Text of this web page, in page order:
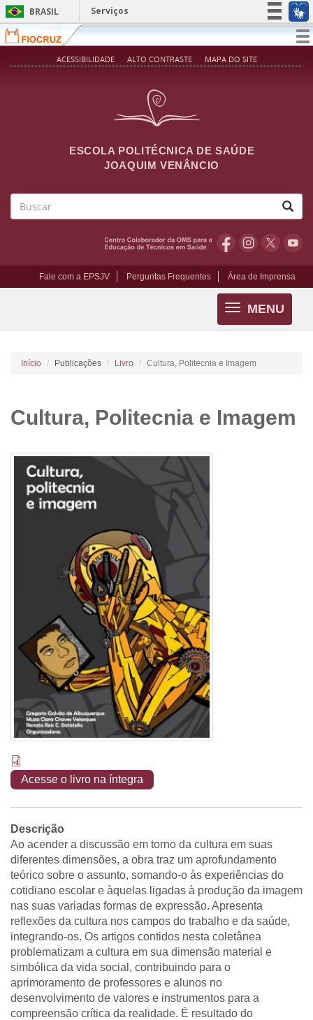
Pular para o conteúdo principal
BRASIL
Serviços
Simplifique!
Participe
ACESSIBILIDADE ALTO CONTRASTE MAPA DO SITE
ESCOLA POLITÉCNICA DE SAÚDE
JOAQUIM VENÂNCIO
Fale com a EPSJV Perguntas Frequentes Área de Imprensa
MENU
Toggle
navigation
Início Publicações Livro Cultura, Politecnia e Imagem
Cultura, Politecnia e Imagem
Acesse o livro na íntegra
Descrição
Ao acender a discussão em torno da cultura em suas
diferentes dimensões, a obra traz um aprofundamento
teórico sobre o assunto, somando-o às experiências do
cotidiano escolar e àquelas ligadas à produção da imagem
nas suas variadas formas de expressão. Apresenta
reflexões da cultura nos campos do trabalho e da saúde,
integrando-os. Os artigos contidos nesta coletânea
problematizam a cultura em sua dimensão material e
simbólica da vida social, contribuindo para o
aprimoramento de professores e alunos no
desenvolvimento de valores e instrumentos para a
compreensão crítica da realidade. É resultado do